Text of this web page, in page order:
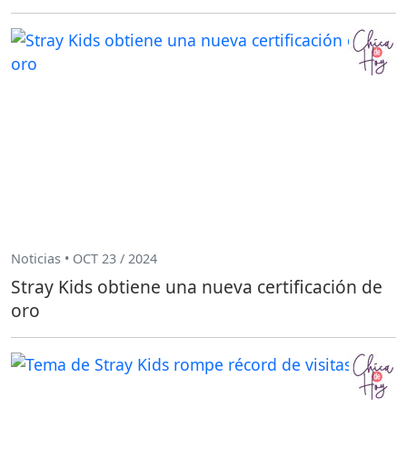
Noticias • OCT 23 / 2024
Stray Kids obtiene una nueva certificación de
oro